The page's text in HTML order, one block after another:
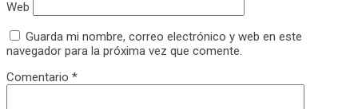
Web
Guarda mi nombre, correo electrónico y web en este
navegador para la próxima vez que comente.
Comentario *